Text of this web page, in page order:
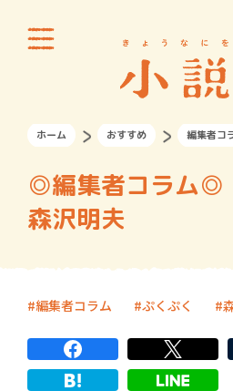
ホーム おすすめ 編集者コ
◎編集者コラム◎
森沢明夫
編集者コラム ぷくぷく